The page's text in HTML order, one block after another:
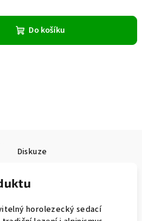
Do košíku
Diskuze
horolezecký sedací